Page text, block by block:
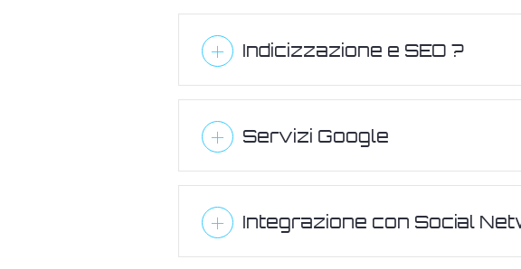
Indicizzazione e SEO ?
Servizi Google
Integrazione con Social